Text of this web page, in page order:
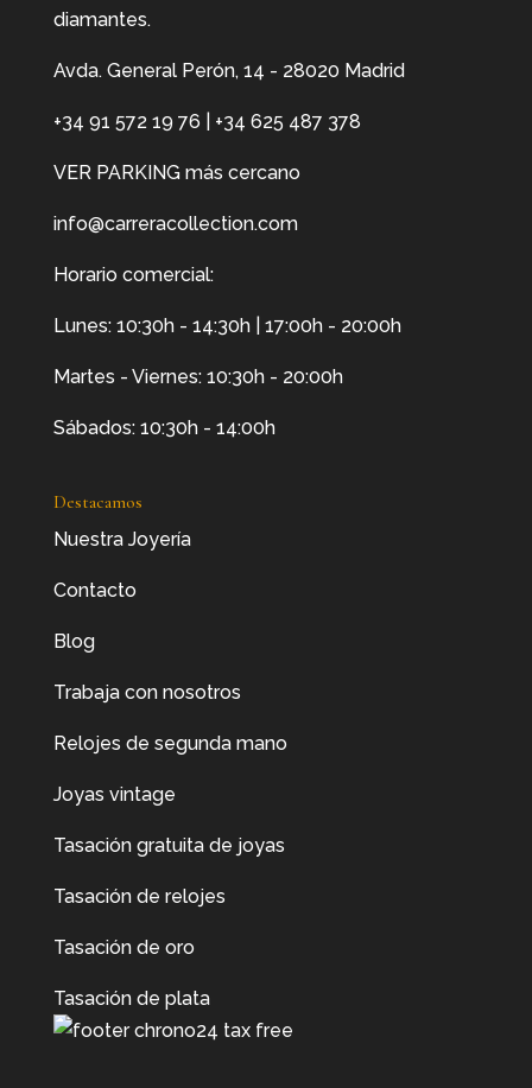
diamantes.
Avda. General Perón, 14 - 28020 Madrid
+34 91 572 19 76 +34 625 487 378
VER PARKING más cercano
info@carreracollection.com
Horario comercial:
Lunes: 10:30h - 14:30h | 17:00h - 20:00h
Martes - Viernes: 10:30h - 20:00h
Sábados: 10:30h - 14:00h
Destacamos
Nuestra Joyería
Contacto
Blog
Trabaja con nosotros
Relojes de segunda mano
Joyas vintage
Tasación gratuita de joyas
Tasación de relojes
Tasación de oro
Tasación de plata